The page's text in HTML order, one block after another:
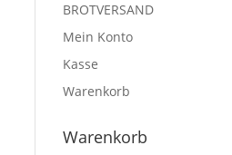
BROTVERSAND
Mein Konto
Kasse
Warenkorb
Warenkorb